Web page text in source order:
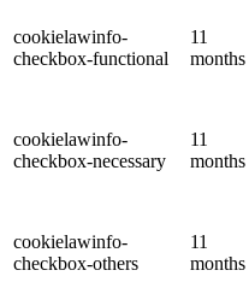
cookielawinfo-
checkbox-functional
11
months
cookielawinfo-
checkbox-necessary
11
months
cookielawinfo-
checkbox-others
11
months